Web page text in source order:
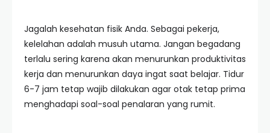
Jagalah kesehatan fisik Anda. Sebagai pekerja,
kelelahan adalah musuh utama. Jangan begadang
terlalu sering karena akan menurunkan produktivitas
kerja dan menurunkan daya ingat saat belajar. Tidur
6-7 jam tetap wajib dilakukan agar otak tetap prima
menghadapi soal-soal penalaran yang rumit.